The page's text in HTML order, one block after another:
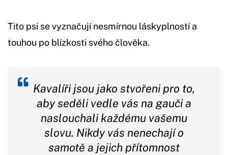
Tito psi se vyznačují nesmírnou láskyplností a
touhou po blízkosti svého člověka.
Kavalíři jsou jako stvořeni pro to,
aby seděli vedle vás na gauči a
naslouchali každému vašemu
slovu. Nikdy vás nenechají o
samotě a jejich přítomnost